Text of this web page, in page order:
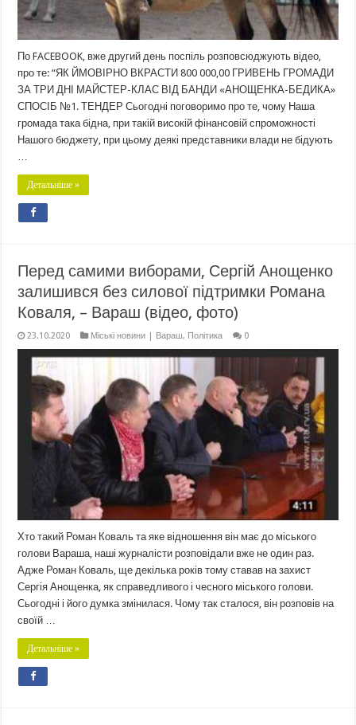
По FACEBOOK, вже другий день поспіль розповсюджують відео,
про те: “ЯК ЙМОВІРНО ВКРАСТИ 800 000,00 ГРИВЕНЬ ГРОМАДИ
ЗА ТРИ ДНІ МАЙСТЕР-КЛАС ВІД БАНДИ «АНОЩЕНКА-БЕДИКА»
СПОСІБ №1. ТЕНДЕР Сьогодні поговоримо про те, чому Наша
громада така бідна, при такій високій фінансовій спроможності
Нашого бюджету, при цьому деякі представники влади не бідують
…
Детальніше »
Перед самими виборами, Сергій Анощенко
залишився без силової підтримки Романа
Коваля, – Вараш (відео, фото)
23.10.2020 Міські новини | Вараш, Політика 0
Хто такий Роман Коваль та яке відношення він має до міського
голови Вараша, наші журналісти розповідали вже не один раз.
Адже Роман Коваль, ще декілька років тому ставав на захист
Сергія Анощенка, як справедливого і чесного міського голови.
Сьогодні і його думка змінилася. Чому так сталося, він розповів на
своїй …
Детальніше »